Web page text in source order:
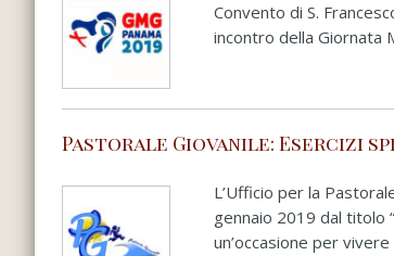
Convento di S.
incontro della Giornata
Pastorale Giovanile: Esercizi
L’Ufficio per la
gennaio 2019 dal titolo
un’occasione per